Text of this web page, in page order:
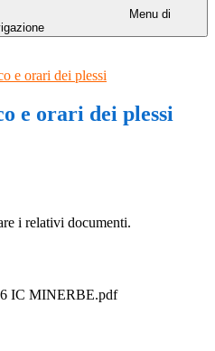
Menu di
e orari dei plessi
e orari dei plessi
i relativi documenti.
IC MINERBE.pdf